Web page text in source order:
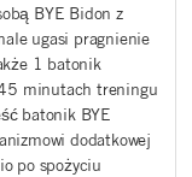
BYE Bidon z
ugasi pragnienie
1 batonik
minutach treningu
batonik BYE
dodatkowej
po spożyciu